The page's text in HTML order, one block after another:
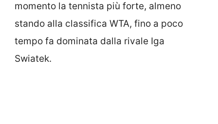
momento la tennista più forte, almeno
stando alla classifica WTA, fino a poco
tempo fa dominata dalla rivale Iga
Swiatek.